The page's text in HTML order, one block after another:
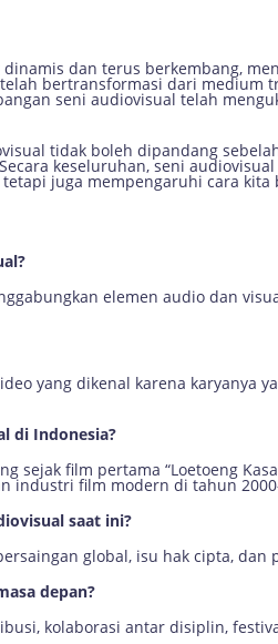
dan terus berkembang,
bertransformasi dari medium
seni audiovisual telah
tidak boleh dipandang
keseluruhan, seni
juga mempengaruhi cara
elemen audio dan
yang dikenal karena karyanya
di Indonesia?
sejak film pertama “Loetoeng
industri film modern di tahun
saat ini?
global, isu hak cipta, dan
depan?
kolaborasi antar disiplin,